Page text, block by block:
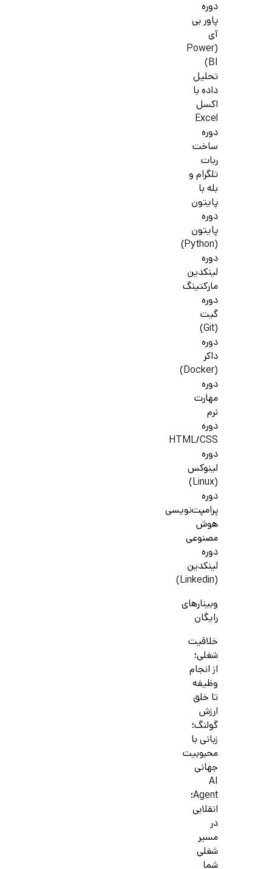
دوره
پاور بی
آی
(Power
BI)
تحلیل
داده با
اکسل
Excel
دوره
ساخت
ربات
تلگرام و
بله با
پایتون
دوره
پایتون
(Python)
دوره
لینکدین
مارکتینگ
دوره
گیت
(Git)
دوره
داکر
(Docker)
دوره
مهارت
نرم
دوره
HTML/CSS
دوره
لینوکس
(Linux)
دوره
پرامپت‌نویسی
هوش
مصنوعی
دوره
لینکدین
(Linkedin)
وبینارهای
رایگان
خلاقیت
شغلی؛
از انجام
وظیفه
تا خلق
ارزش
گولنگ؛
زبانی با
محبوبیت
جهانی
AI
Agent؛
انقلابی
در
مسیر
شغلی